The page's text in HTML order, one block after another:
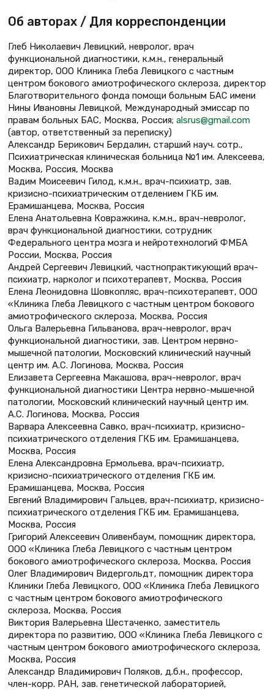
Об авторах / Для корреспонденции
Глеб Николаевич Левицкий, невролог, врач
функциональной диагностики, к.м.н., генеральный
директор, ООО Клиника Глеба Левицкого с частным
центром бокового амиотрофического склероза, директор
Благотворительного фонда помощи больным БАС имени
Нины Ивановны Левицкой, Международный эмиссар по
правам больных БАС, Москва, Россия; alsrus@gmail.com
(автор, ответственный за переписку)
Александр Берикович Бердалин, старший науч. сотр.,
Психиатрическая клиническая больница №1 им. Алексеева,
Москва, Россия, Москва
Вадим Моисеевич Гилод, к.м.н., врач-психиатр, зав.
кризисно-психиатрическим отделением ГКБ им.
Ерамишанцева, Москва, Россия
Елена Анатольевна Ковражкина, к.м.н., врач-невролог,
врач функциональной диагностики, сотрудник
Федерального центра мозга и нейротехнологий ФМБА
России, Москва, Россия
Андрей Сергеевич Левицкий, частнопрактикующий врач-
психиатр, нарколог и психотерапевт, Москва, Россия
Елена Леонидовна Шовкопляс, врач-психотерапевт, ООО
«Клиника Глеба Левицкого с частным центром бокового
амиотрофического склероза, Москва, Россия
Ольга Валерьевна Гильванова, врач-невролог, врач
функциональной диагностики, зав. Центром нервно-
мышечной патологии, Московский клинический научный
центр им. А.С. Логинова, Москва, Россия
Елизавета Сергеевна Макашова, врач-невролог, врач
функциональной диагностики Центра нервно-мышечной
патологии, Московский клинический научный центр им.
А.С. Логинова, Москва, Россия
Варвара Алексеевна Савко, врач-психиатр, кризисно-
психиатрического отделения ГКБ им. Ерамишанцева,
Москва, Россия
Елена Александровна Ермольева, врач-психиатр,
кризисно-психиатрического отделения ГКБ им.
Ерамишанцева, Москва, Россия
Евгений Владимирович Гальцев, врач-психиатр, кризисно-
психиатрического отделения ГКБ им. Ерамишанцева,
Москва, Россия
Григорий Алексеевич Оливенбаум, помощник директора,
ООО «Клиника Глеба Левицкого с частным центром
бокового амиотрофического склероза, Москва, Россия
Олег Владимирович Видергольдт, помощник директора
Клиники Глеба Левицкого, ООО «Клиника Глеба Левицкого
с частным центром бокового амиотрофического
склероза, Москва, Россия
Виктория Валерьевна Шестаченко, заместитель
директора по развитию, ООО «Клиника Глеба Левицкого с
частным центром бокового амиотрофического склероза,
Москва, Россия
Александр Владимирович Поляков, д.б.н., профессор,
член-корр. РАН, зав. генетической лабораторией,